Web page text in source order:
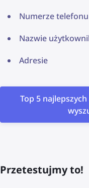
Numerze telefonu
Nazwie
Adresie
Top 5
Przetestujmy to!